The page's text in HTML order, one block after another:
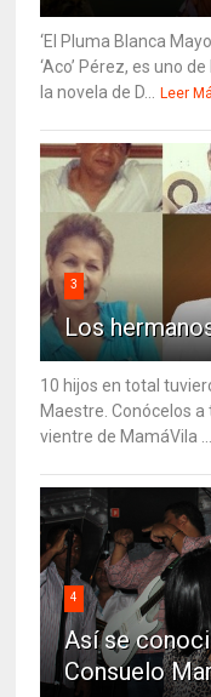
‘El Pluma Blanca
‘Aco’ Pérez, es uno
la novela de D... Leer
3
Los
10 hijos en total
Maestre. Conócelos
vientre de MamáVila ...
4
Así se
Consuelo